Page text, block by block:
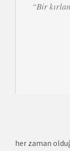
“Bir
her zaman